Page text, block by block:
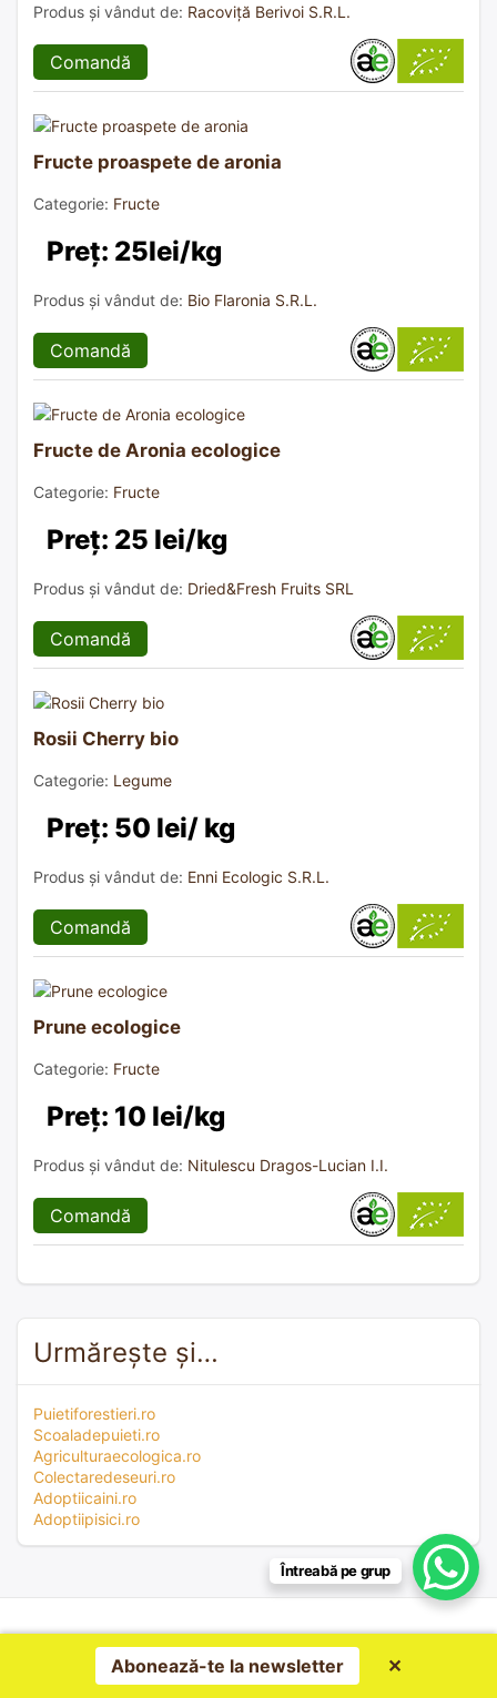
Produs și vândut de: Racoviță Berivoi S.R.L.
Comandă
Fructe proaspete de aronia
Categorie: Fructe
Preț: 25lei/kg
Produs și vândut de: Bio Flaronia S.R.L.
Comandă
Fructe de Aronia ecologice
Categorie: Fructe
Preț: 25 lei/kg
Produs și vândut de: Dried&Fresh Fruits SRL
Comandă
Rosii Cherry bio
Categorie: Legume
Preț: 50 lei/ kg
Produs și vândut de: Enni Ecologic S.R.L.
Comandă
Prune ecologice
Categorie: Fructe
Preț: 10 lei/kg
Produs și vândut de: Nitulescu Dragos-Lucian I.I.
Comandă
Urmărește și…
Puietiforestieri.ro
Scoaladepuieti.ro
Agriculturaecologica.ro
Colectaredeseuri.ro
Adoptiicaini.ro
Adoptiipisici.ro
Abonează-te la newsletter ✕
Întreabă pe grup